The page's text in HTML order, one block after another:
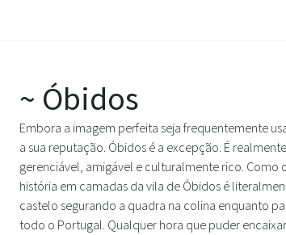
~ Óbidos
Embora a imagem perfeita seja frequentemente
a sua reputação. Óbidos é a excepção. É
gerenciável, amigável e culturalmente rico. Como
história em camadas da vila de Óbidos é
castelo segurando a quadra na colina enquanto
todo o Portugal. Qualquer hora que puder